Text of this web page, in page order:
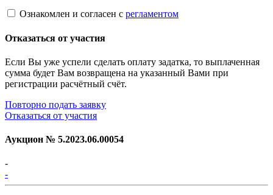
Ознакомлен и согласен с регламентом
Отказаться от участия
Если Вы уже успели сделать оплату задатка, то выплаченная
сумма будет Вам возвращена на указанный Вами при
регистрации расчётный счёт.
Повторно подать заявку
Отказаться от участия
Аукцион № 5.2023.06.00054
-
-